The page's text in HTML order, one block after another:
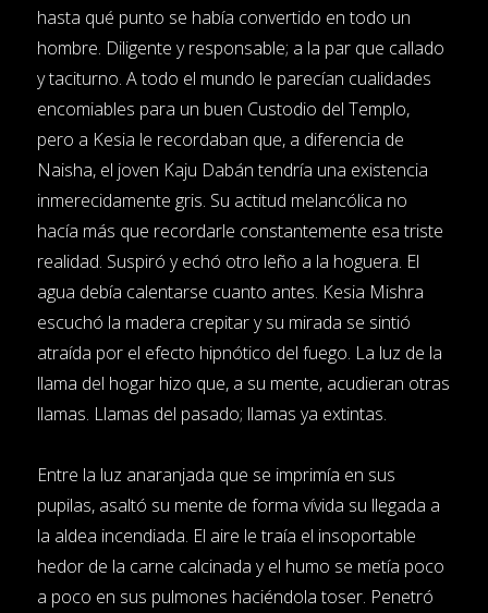
hasta qué punto se había convertido en todo un
hombre. Diligente y responsable; a la par que callado
y taciturno. A todo el mundo le parecían cualidades
encomiables para un buen Custodio del Templo,
pero a Kesia le recordaban que, a diferencia de
Naisha, el joven Kaju Dabán tendría una existencia
inmerecidamente gris. Su actitud melancólica no
hacía más que recordarle constantemente esa triste
realidad. Suspiró y echó otro leño a la hoguera. El
agua debía calentarse cuanto antes. Kesia Mishra
escuchó la madera crepitar y su mirada se sintió
atraída por el efecto hipnótico del fuego. La luz de la
llama del hogar hizo que, a su mente, acudieran otras
llamas. Llamas del pasado; llamas ya extintas.
Entre la luz anaranjada que se imprimía en sus
pupilas, asaltó su mente de forma vívida su llegada a
la aldea incendiada. El aire le traía el insoportable
hedor de la carne calcinada y el humo se metía poco
a poco en sus pulmones haciéndola toser. Penetró